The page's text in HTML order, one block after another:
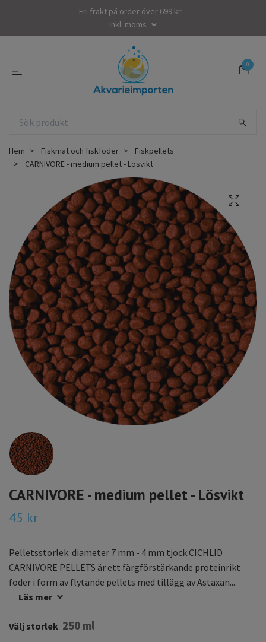
Fri frakt på order över 699 kr!
Inkl. moms
0
Hem Fiskmat och fiskfoder
Fiskpellets
CARNIVORE - medium pellet - Lösvikt
CARNIVORE - medium pellet - Lösvikt
45 kr
Pelletsstorlek: diameter 7 mm - 4 mm tjock.CICHLID
CARNIVORE PELLETS är ett färgförstärkande proteinrikt
foder i form av flytande pellets med tillägg av Astaxan...
Läs mer
Välj storlek 250 ml